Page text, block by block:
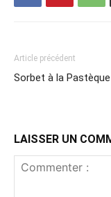
Article précédent
Sorbet à la Pastèque
LAISSER UN